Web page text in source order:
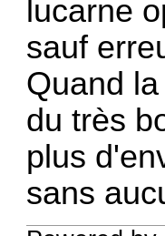
lucarne
sauf
Quand
du très
plus
sans